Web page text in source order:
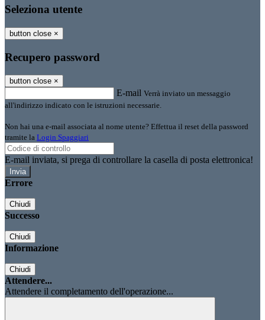
Seleziona utente
button close ×
Recupero password
button close ×
E-mail Verrà inviato un messaggio
all'indirizzo indicato con le istruzioni necessarie.
Non hai una e-mail associata al nome utente? Effettua il reset della password
tramite la Login Spaggiari
E-mail inviata, si prega di controllare la casella di posta elettronica!
Errore
Chiudi
Successo
Chiudi
Informazione
Chiudi
Attendere...
Attendere il completamento dell'operazione...